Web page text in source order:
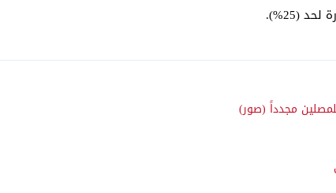
(25%).
مجدداً (صور)